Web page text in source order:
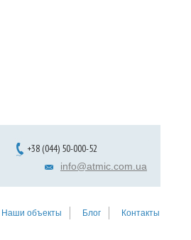
+38 (044) 50-000-52
info@atmic.com.ua
Наши объекты Блог Контакты